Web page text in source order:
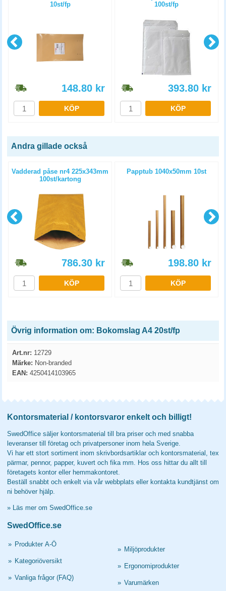
10st/fp
148.80 kr
KÖP
100st/fp
393.80 kr
KÖP
Andra gillade också
Vadderad påse nr4 225x343mm
100st/kartong
786.30 kr
KÖP
Papptub 1040x50mm 10st
198.80 kr
KÖP
Övrig information om: Bokomslag A4 20st/fp
Art.nr: 12729
Märke: Non-branded
EAN: 4250414103965
Kontorsmaterial / kontorsvaror enkelt och billigt!
SwedOffice säljer kontorsmaterial till bra priser och med snabba
leveranser till företag och privatpersoner inom hela Sverige.
Vi har ett stort sortiment inom skrivbordsartiklar och kontorsmaterial, tex
pärmar, pennor, papper, kuvert och fika mm. Hos oss hittar du allt till
företagets kontor eller hemmakontoret.
Beställ snabbt och enkelt via vår webbplats eller kontakta kundtjänst om
ni behöver hjälp.
» Läs mer om SwedOffice.se
SwedOffice.se
» Produkter A-Ö
» Kategoriöversikt
» Vanliga frågor (FAQ)
» Miljöprodukter
» Ergonomiprodukter
» Varumärken